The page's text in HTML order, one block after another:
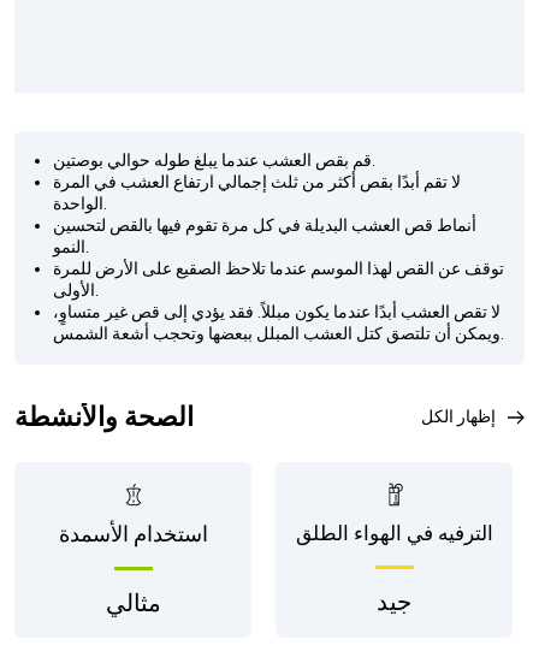
قم بقص العشب عندما يبلغ طوله حوالي بوصتين.
لا تقم أبدًا بقص أكثر من ثلث إجمالي ارتفاع العشب في المرة
الواحدة.
أنماط قص العشب البديلة في كل مرة تقوم فيها بالقص لتحسين
النمو.
توقف عن القص لهذا الموسم عندما تلاحظ الصقيع على الأرض للمرة
الأولى.
لا تقص العشب أبدًا عندما يكون مبللاً. فقد يؤدي إلى قص غير متساوٍ،
ويمكن أن تلتصق كتل العشب المبلل ببعضها وتحجب أشعة الشمس.
الصحة والأنشطة إظهار الكل
استخدام الأسمدة
مثالي
الترفيه في الهواء الطلق
جيد